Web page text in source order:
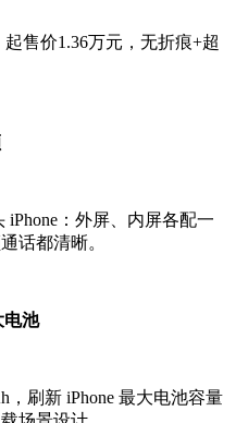
iPhone：外屏、内屏各配一
话都清晰。
电池
，刷新 iPhone 最大电池容量